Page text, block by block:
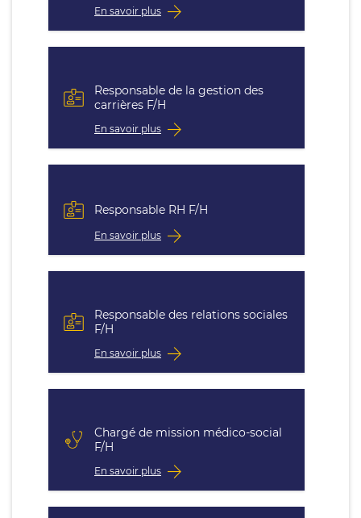
En savoir plus
Responsable de la gestion des
carrières F/H
En savoir plus
Responsable RH F/H
En savoir plus
Responsable des relations sociales
F/H
En savoir plus
Chargé de mission médico-social
F/H
En savoir plus